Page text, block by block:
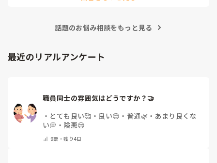
話題のお悩み相談をもっと見る
最近のリアルアンケート
職員同士の雰囲気はどうですか？🤝
・ とても良い🥰 ・ 良い😊 ・ 普通🌿 ・ あまり良くな
い💭 ・ 険悪😢
9票・残り4日